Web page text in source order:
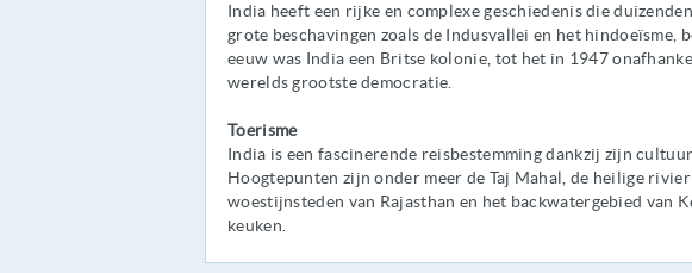
India heeft een rijke en complexe geschiedenis die
grote beschavingen zoals de Indusvallei en het hindoeïsme,
eeuw was India een Britse kolonie, tot het in 1947
werelds grootste democratie.
Toerisme
India is een fascinerende reisbestemming dankzij zijn
Hoogtepunten zijn onder meer de Taj Mahal, de heilige rivier
woestijnsteden van Rajasthan en het backwatergebied van
keuken.